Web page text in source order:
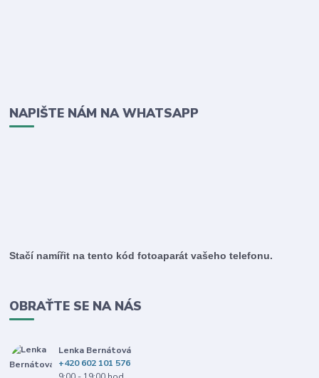
NAPIŠTE NÁM NA WHATSAPP
Stačí namířit na tento kód fotoaparát vašeho telefonu.
OBRAŤTE SE NA NÁS
Lenka Bernátová
+420 602 101 576